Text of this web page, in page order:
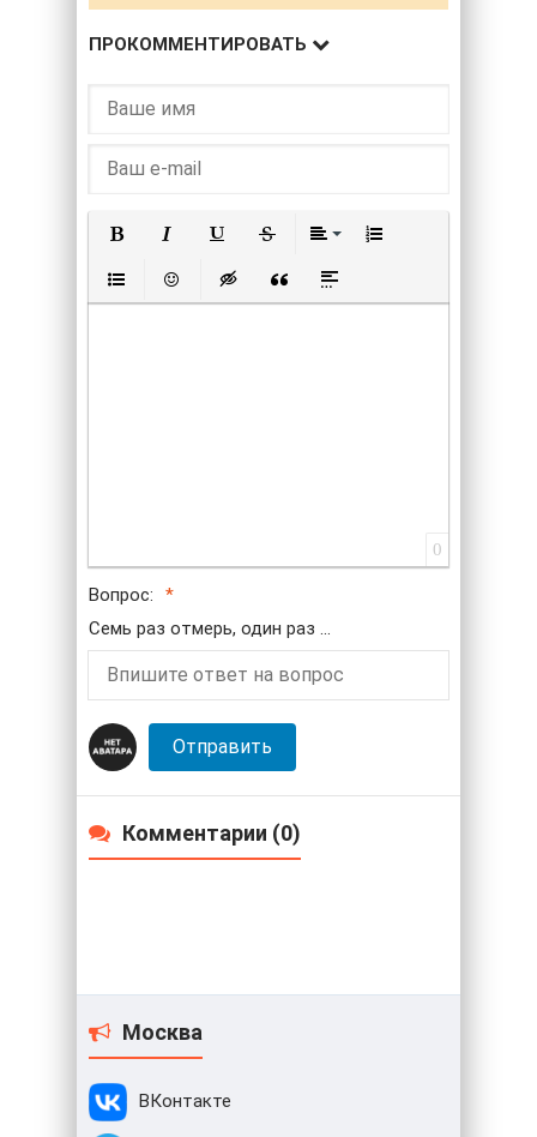
ПРОКОММЕНТИРОВАТЬ
Маркированный список
Вставить смайлик
Вставка скрытого текста
Вставка цитаты
Вставка спойлера
0
Вопрос:
Семь раз отмерь, один раз ...
Отправить
Комментарии (0)
Москва
ВКонтакте